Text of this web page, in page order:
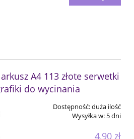
A4 113 złote serwetki
do wycinania
Dostępność:duża ilość
Wysyłka w: 5 dni
4,90 zł